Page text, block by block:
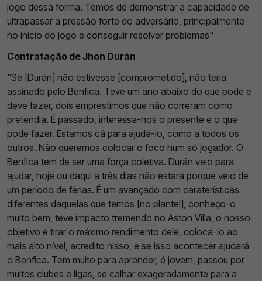
jogo dessa forma. Temos de demonstrar a capacidade de
ultrapassar a pressão forte do adversário, principalmente
no início do jogo e conseguir resolver problemas"
Contratação de Jhon Durán
"Se [Durán] não estivesse [comprometido], não teria
assinado pelo Benfica. Teve um ano abaixo do que pode e
deve fazer, dois empréstimos que não correram como
pretendia. É passado, interessa-nos o presente e o que
pode fazer. Estamos cá para ajudá-lo, como a todos os
outros. Não queremos colocar o foco num só jogador. O
Benfica tem de ser uma força coletiva. Durán veio para
ajudar, hoje ou daqui a três dias não estará porque veio de
um período de férias. É um avançado com caraterísticas
diferentes daquelas que temos [no plantel], conheço-o
muito bem, teve impacto tremendo no Aston Villa, o nosso
objetivo é tirar o máximo rendimento dele, colocá-lo ao
mais alto nível, acredito nisso, e se isso acontecer ajudará
o Benfica. Tem muito para aprender, é jovem, passou por
muitos clubes e ligas, se calhar exageradamente para a